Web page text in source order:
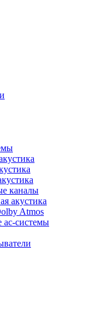
каналы
акустика
Atmos
системы